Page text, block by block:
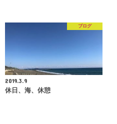
ブログ
2019.3.9
休日、海、休憩